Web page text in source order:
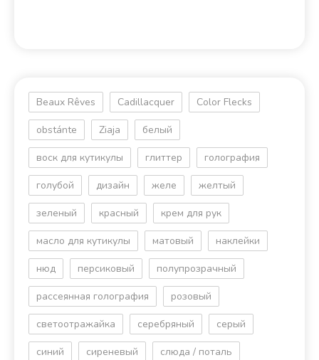
Beaux Rêves Cadillacquer Color Flecks
obstánte Ziaja белый
воск для кутикулы глиттер голография
голубой дизайн желе желтый
зеленый красный крем для рук
масло для кутикулы матовый наклейки
нюд персиковый полупрозрачный
рассеянная голография розовый
светоотражайка серебряный серый
синий сиреневый слюда / поталь